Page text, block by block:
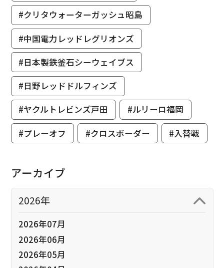
#クリタウォーターガッシュ昭島
#中国電力レッドレグリオンズ
#日本製鉄釜石シーウェイブス
#日野レッドドルフィンズ
#ヤクルトレビンズ戸田
#ルリーロ福岡
#プレーオフ
#クロスボーダー #入替戦
アーカイブ
2026年
2026年07月
2026年06月
2026年05月